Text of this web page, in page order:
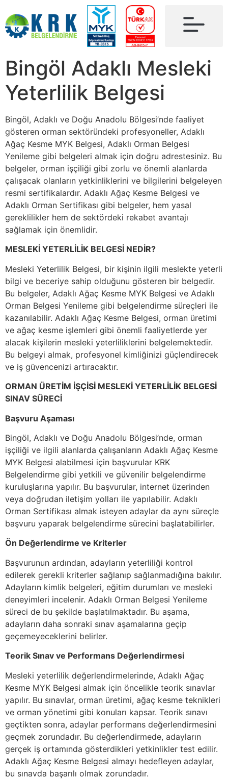
Bingöl Adaklı Mesleki
Yeterlilik Belgesi
Bingöl, Adaklı ve Doğu Anadolu Bölgesi’nde faaliyet
gösteren orman sektöründeki profesyoneller, Adaklı
Ağaç Kesme MYK Belgesi, Adaklı Orman Belgesi
Yenileme gibi belgeleri almak için doğru adrestesiniz. Bu
belgeler, orman işçiliği gibi zorlu ve önemli alanlarda
çalışacak olanların yetkinliklerini ve bilgilerini belgeleyen
resmi sertifikalardır. Adaklı Ağaç Kesme Belgesi ve
Adaklı Orman Sertifikası gibi belgeler, hem yasal
gereklilikler hem de sektördeki rekabet avantajı
sağlamak için önemlidir.
MESLEKİ YETERLİLİK BELGESİ NEDİR?
Mesleki Yeterlilik Belgesi, bir kişinin ilgili meslekte yeterli
bilgi ve beceriye sahip olduğunu gösteren bir belgedir.
Bu belgeler, Adaklı Ağaç Kesme MYK Belgesi ve Adaklı
Orman Belgesi Yenileme gibi belgelendirme süreçleri ile
kazanılabilir. Adaklı Ağaç Kesme Belgesi, orman üretimi
ve ağaç kesme işlemleri gibi önemli faaliyetlerde yer
alacak kişilerin mesleki yeterliliklerini belgelemektedir.
Bu belgeyi almak, profesyonel kimliğinizi güçlendirecek
ve iş güvencenizi artıracaktır.
ORMAN ÜRETİM İŞÇİSİ MESLEKİ YETERLİLİK BELGESİ
SINAV SÜRECİ
Başvuru Aşaması
Bingöl, Adaklı ve Doğu Anadolu Bölgesi’nde, orman
işçiliği ve ilgili alanlarda çalışanların Adaklı Ağaç Kesme
MYK Belgesi alabilmesi için başvurular KRK
Belgelendirme gibi yetkili ve güvenilir belgelendirme
kuruluşlarına yapılır. Bu başvurular, internet üzerinden
veya doğrudan iletişim yolları ile yapılabilir. Adaklı
Orman Sertifikası almak isteyen adaylar da aynı süreçle
başvuru yaparak belgelendirme sürecini başlatabilirler.
Ön Değerlendirme ve Kriterler
Başvurunun ardından, adayların yeterliliği kontrol
edilerek gerekli kriterler sağlanıp sağlanmadığına bakılır.
Adayların kimlik belgeleri, eğitim durumları ve mesleki
deneyimleri incelenir. Adaklı Orman Belgesi Yenileme
süreci de bu şekilde başlatılmaktadır. Bu aşama,
adayların daha sonraki sınav aşamalarına geçip
geçemeyeceklerini belirler.
Teorik Sınav ve Performans Değerlendirmesi
Mesleki yeterlilik değerlendirmelerinde, Adaklı Ağaç
Kesme MYK Belgesi almak için öncelikle teorik sınavlar
yapılır. Bu sınavlar, orman üretimi, ağaç kesme teknikleri
ve orman yönetimi gibi konuları kapsar. Teorik sınavı
geçtikten sonra, adaylar performans değerlendirmesini
geçmek zorundadır. Bu değerlendirmede, adayların
gerçek iş ortamında gösterdikleri yetkinlikler test edilir.
Adaklı Ağaç Kesme Belgesi almayı hedefleyen adaylar,
bu sınavda başarılı olmak zorundadır.